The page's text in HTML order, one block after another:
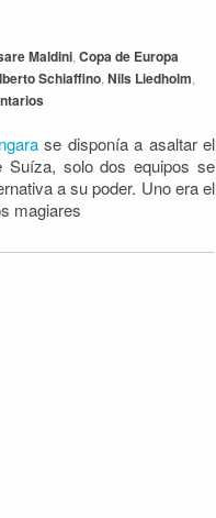
Maldini, Copa de Europa
Schiaffino, Nils Liedholm,
se disponía a asaltar el
Suíza, solo dos equipos se
a su poder. Uno era el
magiares